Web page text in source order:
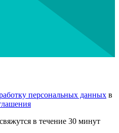
персональных данных в
в течение 30 минут